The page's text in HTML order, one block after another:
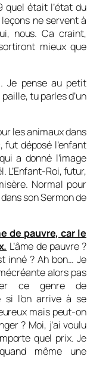
quel était l’état du
ne servent à
nous. Ca craint,
mieux que
Je pense au petit
tu parles d’un
les animaux dans
fut déposé l’enfant
a donné l’image
L’Enfant-Roi, futur,
Normal pour
son Sermon de
de pauvre, car le
L’âme de pauvre ?
inné ? Ah bon… Je
alors pas
ce genre de
l’on arrive à se
mais peut-on
? Moi, j’ai voulu
quel prix. Je
même une